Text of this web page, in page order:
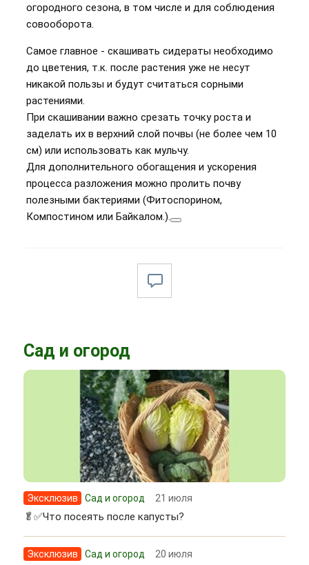
огородного сезона, в том числе и для соблюдения
совооборота.
Самое главное - скашивать сидераты необходимо
до цветения, т.к. после растения уже не несут
никакой пользы и будут считаться сорными
растениями.
При скашивании важно срезать точку роста и
заделать их в верхний слой почвы (не более чем 10
см) или использовать как мульчу.
Для дополнительного обогащения и ускорения
процесса разложения можно пролить почву
полезными бактериями (Фитоспорином,
Компостином или Байкалом.).
Сад и огород
Эксклюзив Сад и огород 21 июля
🥬✅Что посеять после капусты?
Эксклюзив Сад и огород 20 июля